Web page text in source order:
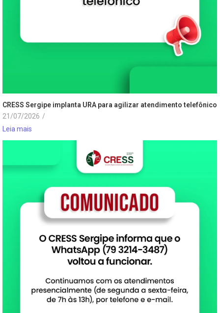
CRESS Sergipe implanta URA para agilizar atendimento telefônico
21/07/2026 /
Leia mais